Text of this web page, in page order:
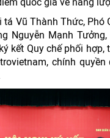
Vũ Thành Thức, Phó
Nguyễn Mạnh Tưởng,
kết Quy chế phối hợp,
chính